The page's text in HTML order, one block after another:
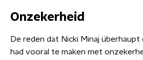
Onzekerheid
De reden dat Nicki Minaj
had vooral te maken met